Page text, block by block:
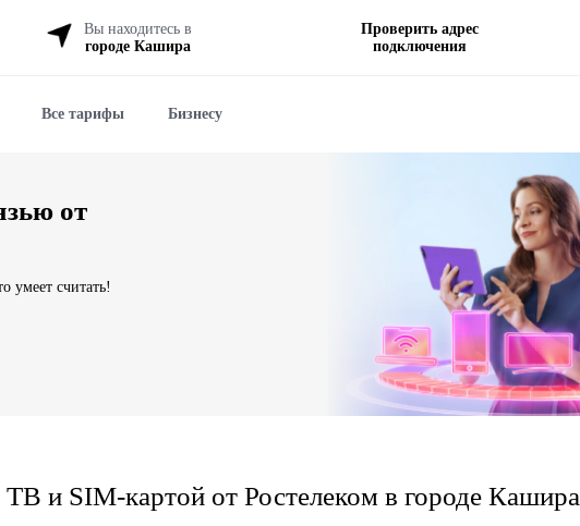
Вы находитесь в
городе Кашира
Проверить адрес
подключения
Все тарифы Бизнесу
от
умеет считать!
и SIM-картой от Ростелеком в городе Кашира